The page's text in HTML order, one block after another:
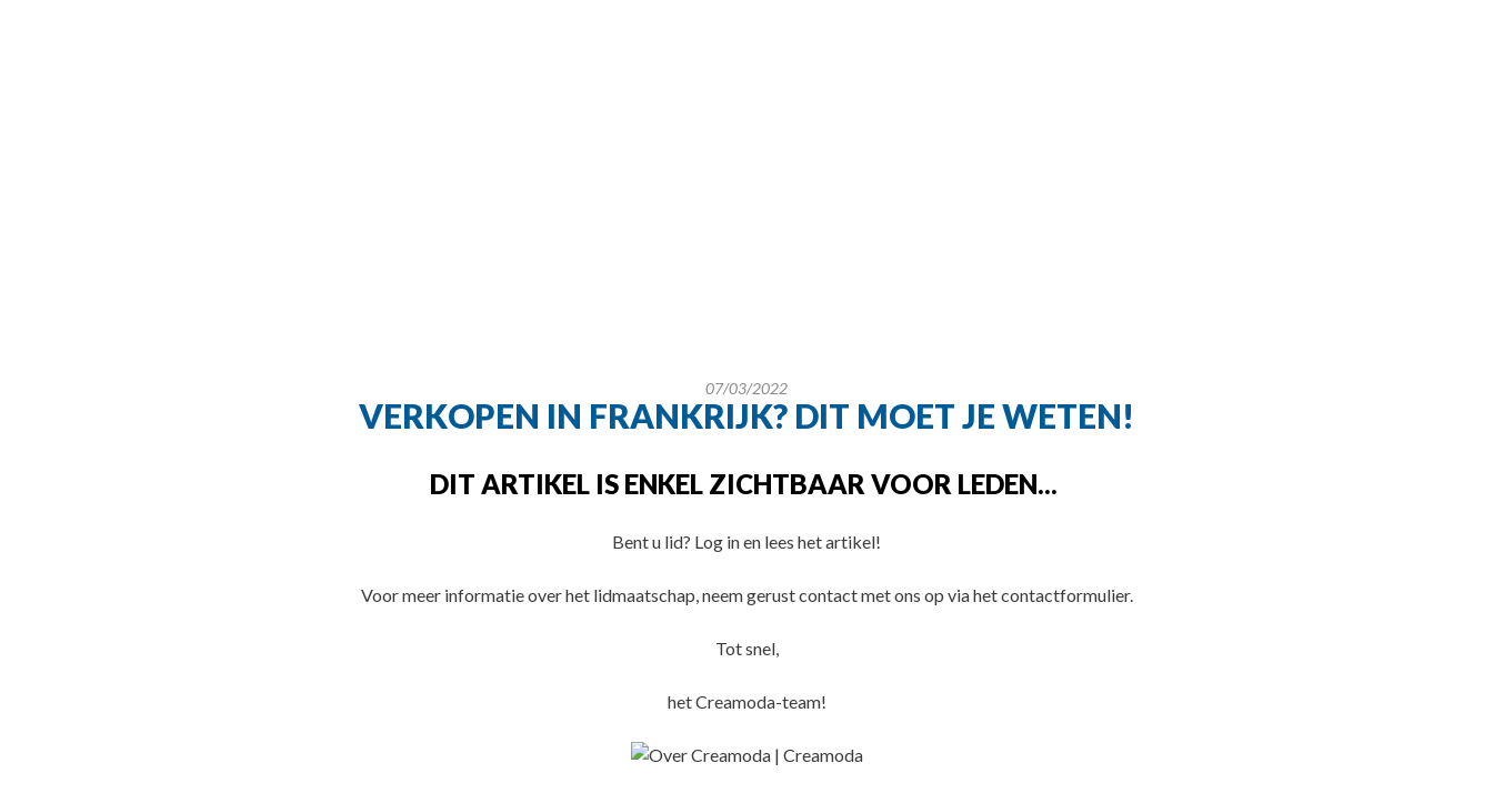
07/03/2022
VERKOPEN IN FRANKRIJK? DIT MOET JE WETEN!
DIT ARTIKEL IS ENKEL ZICHTBAAR VOOR LEDEN...
Bent u lid? Log in en lees het artikel!
Voor meer informatie over het lidmaatschap, neem gerust contact met ons op via het contactformulier.
Tot snel,
het Creamoda-team!